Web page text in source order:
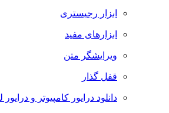
ابزار رجیستری
ابزارهای مفید
ویرایشگر متن
قفل گذار
دانلود درایور کامپیوتر و درایور لپ تاپ